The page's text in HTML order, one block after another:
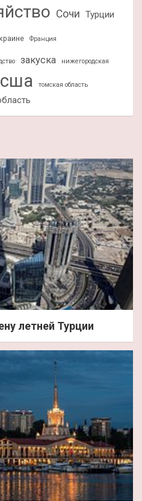
Сочи Турции
Франция
закуска нижегородская
сша томская область
летней Турции